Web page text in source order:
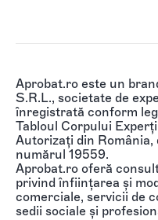
Aprobat.ro este un
S.R.L., societate de
înregistrată conform
Tabloul Corpului
Autorizați din
numărul 19559.
Aprobat.ro oferă
privind înființarea și
comerciale, servicii de
sedii sociale și